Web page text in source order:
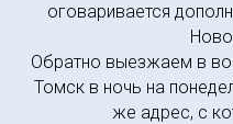
оговаривается
Обратно выезжаем в
Томск в ночь на
же адрес, с